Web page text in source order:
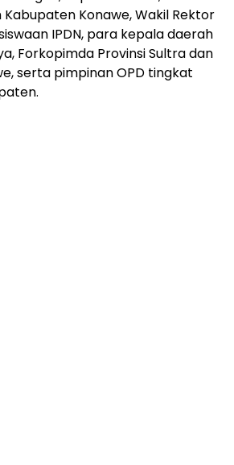
Konawe, Wakil Rektor
IPDN, para kepala daerah
Forkopimda Provinsi Sultra dan
serta pimpinan OPD tingkat